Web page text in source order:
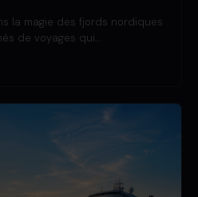
la magie des fjords nordiques
de voyages qui…